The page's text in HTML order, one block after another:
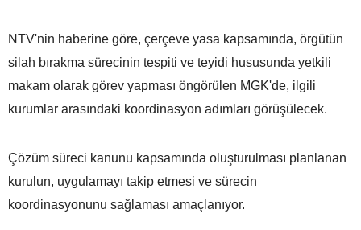
NTV'nin haberine göre, çerçeve yasa kapsamında, örgütün
silah bırakma sürecinin tespiti ve teyidi hususunda yetkili
makam olarak görev yapması öngörülen MGK'de, ilgili
kurumlar arasındaki koordinasyon adımları görüşülecek.
Çözüm süreci kanunu kapsamında oluşturulması planlanan
kurulun, uygulamayı takip etmesi ve sürecin
koordinasyonunu sağlaması amaçlanıyor.